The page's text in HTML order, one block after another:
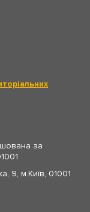
за
9, м.Київ, 01001